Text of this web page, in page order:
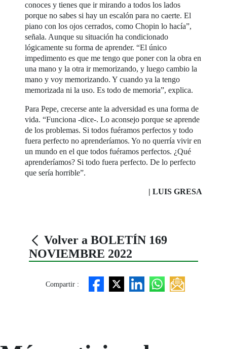
conoces y tienes que ir mirando a todos los lados
porque no sabes si hay un escalón para no caerte. El
piano con los ojos cerrados, como Chopin lo hacía”,
señala. Aunque su situación ha condicionado
lógicamente su forma de aprender. “El único
impedimento es que me tengo que poner con la obra en
una mano y la otra ir memorizando, y luego cambio la
mano y voy memorizando. Y cuando ya la tengo
memorizada ni la uso. Es todo de memoria”, explica.
Para Pepe, crecerse ante la adversidad es una forma de
vida. “Funciona -dice-. Lo aconsejo porque se aprende
de los problemas. Si todos fuéramos perfectos y todo
fuera perfecto no aprenderíamos. Yo no querría vivir en
un mundo en el que todos fuéramos perfectos. ¿Qué
aprenderíamos? Si todo fuera perfecto. De lo perfecto
que sería horrible”.
| LUIS GRESA
Volver a BOLETÍN 169
NOVIEMBRE 2022
Compartir :